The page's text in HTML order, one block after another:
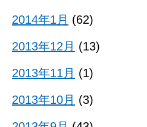
2014年1月 (62)
2013年12月 (13)
2013年11月 (1)
2013年10月 (3)